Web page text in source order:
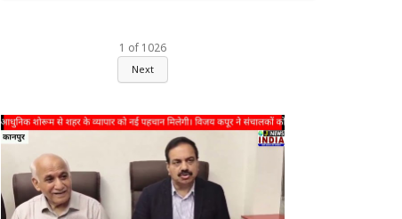
1 of 1026
Next